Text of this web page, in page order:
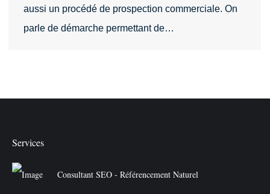
aussi un procédé de prospection commerciale. On
parle de démarche permettant de…
Services
Consultant SEO - Référencement Naturel